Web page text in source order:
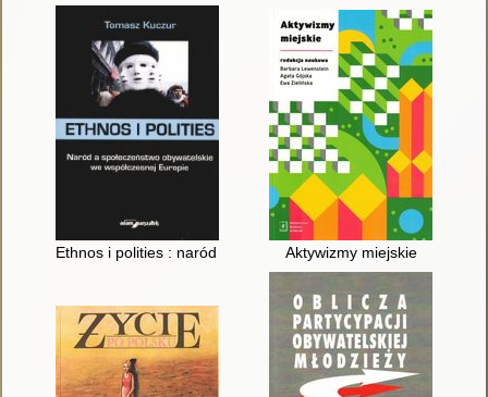
Ethnos i polities : naród a społeczeństwo obywatelskie we
Aktywizmy miejskie